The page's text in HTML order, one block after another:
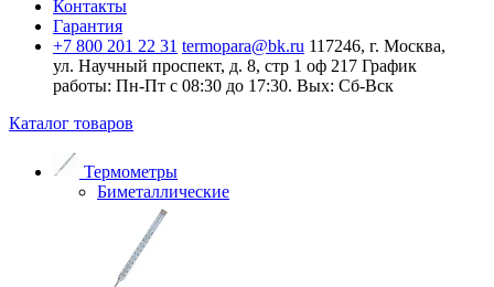
Контакты
Гарантия
+7 800 201 22 31 termopara@bk.ru 117246, г. Москва,
ул. Научный проспект, д. 8, стр 1 оф 217 График
работы: Пн‑Пт с 08:30 до 17:30. Вых: Сб‑Вск
Каталог товаров
Термометры
Биметаллические